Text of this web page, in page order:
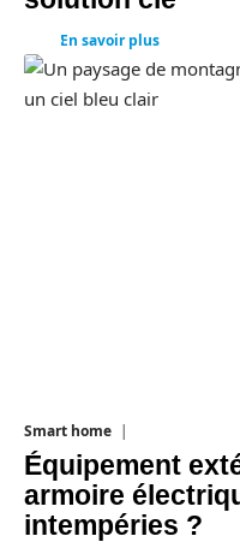
En savoir plus
Smart home
Équipement
armoire
intempéries ?